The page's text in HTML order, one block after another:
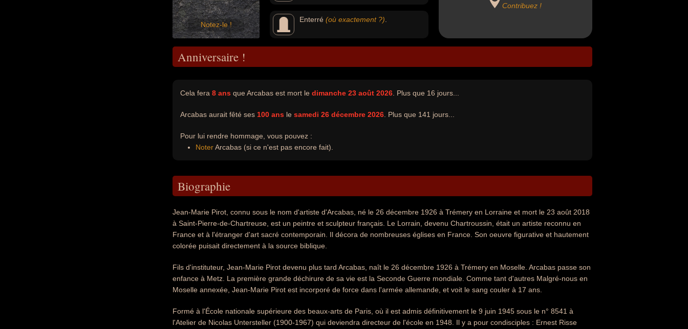
Notez-le !
Enterré (où exactement ?)
Contribuez !
Anniversaire !
Cela fera 8 ans que Arcabas est mort le dimanche 23 août 2026 . Plus que 16 jours...
Arcabas aurait fêté ses 100 ans le samedi 26 décembre 2026 . Plus que 141 jours...
Pour lui rendre hommage, vous pouvez :
NoterArcabas (si ce n'est pas encore fait).
Biographie
Jean-Marie Pirot, connu sous le nom d'artiste d'Arcabas, né le 26 décembre 1926 à Trémery en Lorraine et mort le 23 août 2018
à Saint-Pierre-de-Chartreuse, est un peintre et sculpteur français. Le Lorrain, devenu Chartroussin, était un artiste reconnu en
France et à l'étranger d'art sacré contemporain. Il décora de nombreuses églises en France. Son oeuvre figurative et hautement
colorée puisait directement à la source biblique.
Fils d'instituteur, Jean-Marie Pirot devenu plus tard Arcabas, naît le 26 décembre 1926 à Trémery en Moselle. Arcabas passe son
enfance à Metz. La première grande déchirure de sa vie est la Seconde Guerre mondiale. Comme tant d'autres Malgré-nous en
Moselle annexée, Jean-Marie Pirot est incorporé de force dans l'armée allemande, et voit le sang couler à 17 ans.
Formé à l'École nationale supérieure des beaux-arts de Paris, où il est admis définitivement le 9 juin 1945 sous le n° 8541 à
l'Atelier de Nicolas Untersteller (1900-1967) qui deviendra directeur de l'école en 1948. Il y a pour condisciples : Ernest Risse